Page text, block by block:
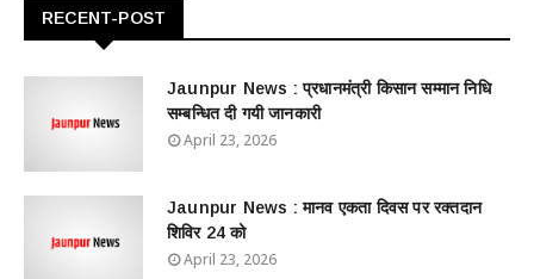
RECENT-POST
Jaunpur News : ​प्रधानमंत्री किसान सम्मान निधि
सम्बन्धित दी गयी जानकारी
April 23, 2026
Jaunpur News : ​मानव एकता दिवस पर रक्तदान
शिविर 24 को
April 23, 2026